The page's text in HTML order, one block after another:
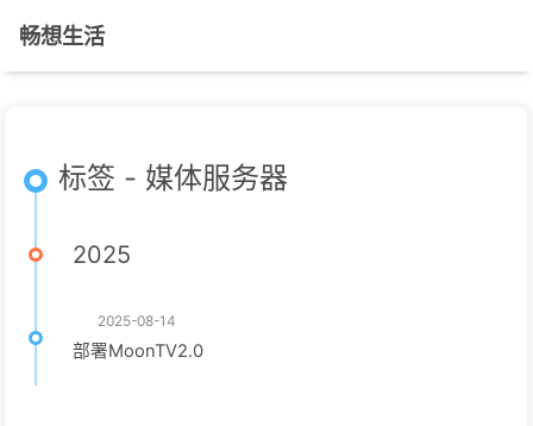
畅想生活
标签 - 媒体服务器
2025
2025-08-14
部署MoonTV2.0